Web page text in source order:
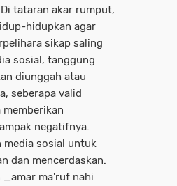
tataran akar rumput,
hidupkan agar
sikap saling
sosial, tanggung
diunggah atau
seberapa valid
memberikan
negatifnya.
media sosial untuk
dan mencerdaskan.
_amar ma'ruf nahi